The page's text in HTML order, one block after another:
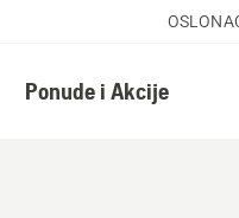
Ponude i Akcije